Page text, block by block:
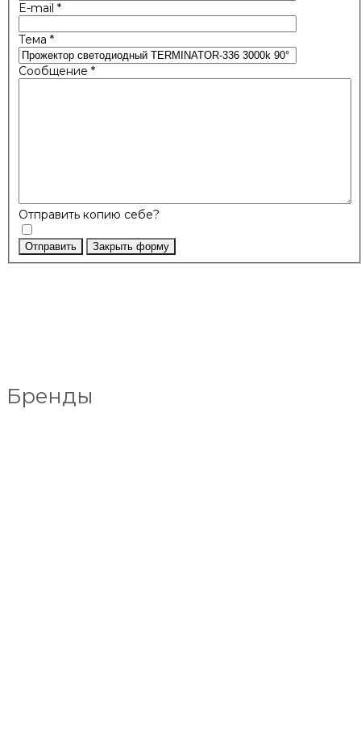
E-mail *
Тема *
Сообщение *
Отправить копию себе?
Отправить Закрыть форму
Бренды